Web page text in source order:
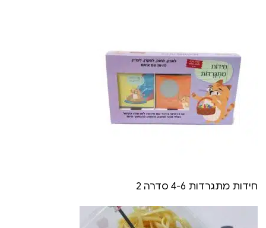
חידות מתגרדות 4-6 סדרה 2